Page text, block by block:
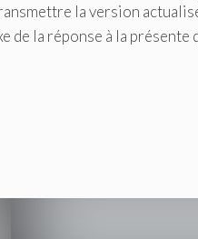
la version
de la réponse à la présente